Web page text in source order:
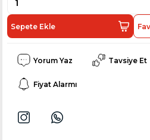
Sepete Ekle
Yorum Yaz Tavsiye Et
Fiyat Alarmı